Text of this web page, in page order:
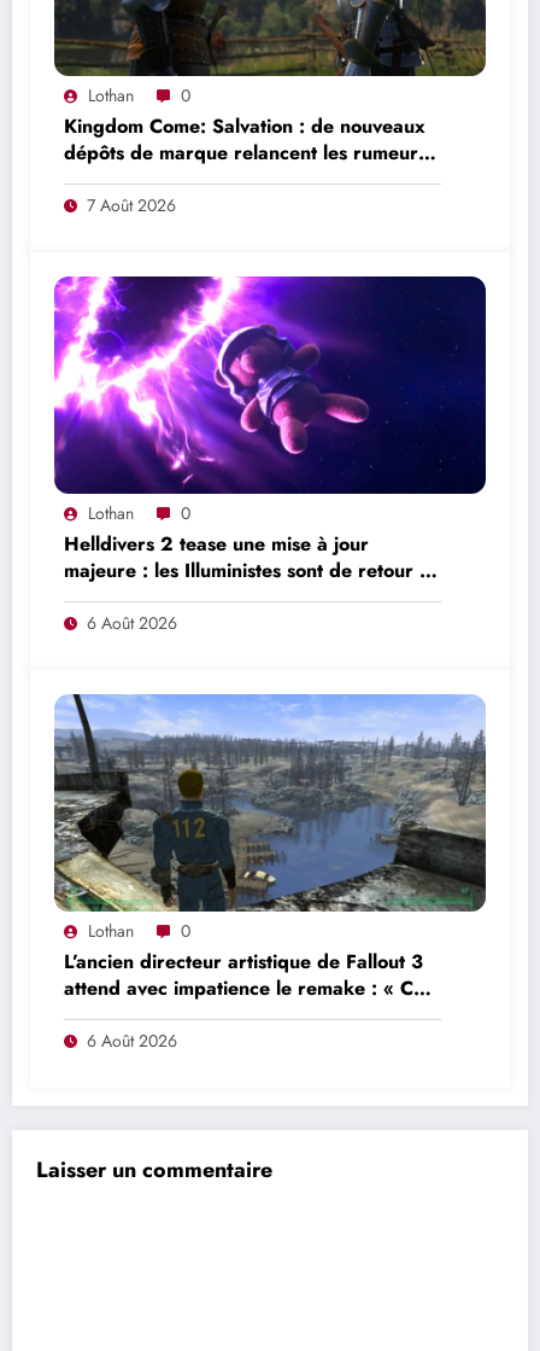
Lothan 0
Kingdom Come: Salvation : de nouveaux
dépôts de marque relancent les rumeurs
d’un mode en ligne
7 Août 2026
Lothan 0
Helldivers 2 tease une mise à jour
majeure : les Illuministes sont de retour et
une nouvelle offensive se prépare
6 Août 2026
Lothan 0
L’ancien directeur artistique de Fallout 3
attend avec impatience le remake : « Ce
n’était pas du tout le jeu que nous
voulions créer »
6 Août 2026
Laisser un commentaire